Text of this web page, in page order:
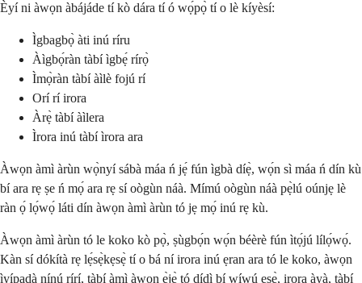
Èyí ni àwọn àbájáde tí kò dára tí ó wọ́pọ̀ tí o lè kíyèsí:
Ìgbagbọ̀ àti inú ríru
Àìgbọ́ràn tàbí ìgbẹ́ rírọ̀
Ìmọ̀ràn tàbí àìlè fojú rí
Orí rí irora
Àrẹ̀ tàbí àìlera
Ìrora inú tàbí ìrora ara
Àwọn àmì àrùn wọ̀nyí sábà máa ń jẹ́ fún ìgbà díẹ̀, wọ́n sì máa ń dín kù
bí ara rẹ ṣe ń mọ́ ara rẹ sí oògùn náà. Mímú oògùn náà pẹ̀lú oúnjẹ lè
ràn ọ́ lọ́wọ́ láti dín àwọn àmì àrùn tó jẹ mọ́ inú rẹ kù.
Àwọn àmì àrùn tó le koko kò pọ̀, ṣùgbọ́n wọ́n béèrè fún ìtọ́jú lílọ́wọ́.
Kàn sí dókítà rẹ lẹ́sẹ̀kẹsẹ̀ tí o bá ní irora inú ẹran ara tó le koko, àwọn
ìyípadà nínú rírí, tàbí àmì àwọn ẹ̀jẹ̀ tó dídì bí wíwú ẹsẹ̀, irora àyà, tàbí